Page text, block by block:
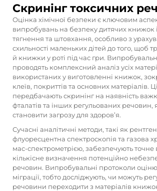
Скринінг токсичних
Оцінка хімічної безпеки є ключовим
випробувань на безпеку дитячих книжок
тягнення та штовхання, особливо з
схильності маленьких дітей до того, щоб
й книжки у роті під час гри.
проводять комплексний аналіз усіх
використаних у виготовленні книжок,
клеїв, покриттів та основних матеріалів.
передбачають скринінг на наявність
фталатів та інших регульованих речовин,
становити загрозу для здоров’я.
Сучасні аналітичні методи, такі як
флуоресцентна спектроскопія та газова
мас-спектрометрією, забезпечують точне
кількісне визначення потенційно
речовин. Випробувальні протоколи
міграції, тобто досліджують, чи можуть
речовини переходити з матеріалів